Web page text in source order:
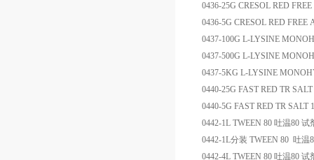
0436-25G CRESOL RED
0436-5G CRESOL RED FREE
0437-100G L-LYSINE
0437-500G L-LYSINE
0437-5KG L-LYSINE
0440-25G FAST RED TR
0440-5G FAST RED TR SALT
0442-1L TWEEN 80 吐温80 试
0442-1L分装 TWEEN 80 吐温
0442-4L TWEEN 80 吐温80 试